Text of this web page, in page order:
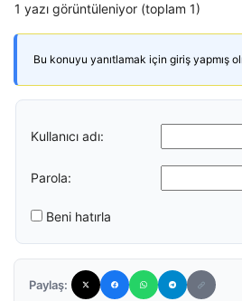
1 yazı görüntüleniyor (toplam 1)
Bu konuyu yanıtlamak için giriş yapmış
Kullanıcı adı:
Parola:
Beni hatırla
Paylaş: